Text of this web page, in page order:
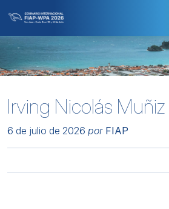
Irving Nicolás
6 de julio de 2026 por FIAP